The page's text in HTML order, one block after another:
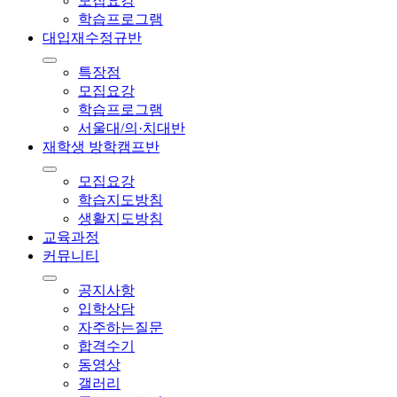
학습프로그램
대입재수정규반
특장점
모집요강
학습프로그램
서울대/의·치대반
재학생 방학캠프반
모집요강
학습지도방침
생활지도방침
교육과정
커뮤니티
공지사항
입학상담
자주하는질문
합격수기
동영상
갤러리